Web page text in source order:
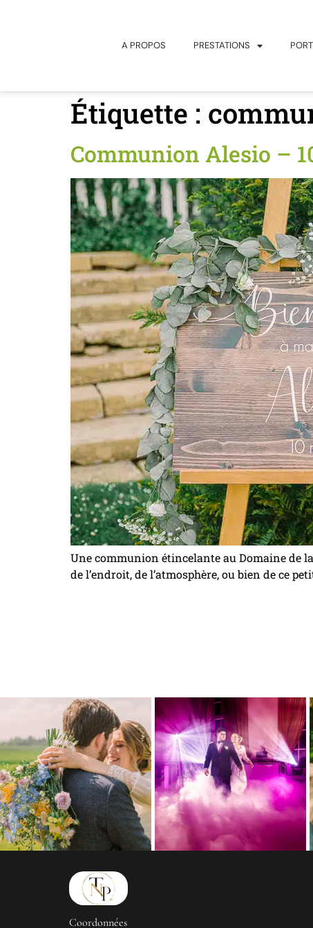
A PROPOS PRESTATIONS
Étiquette :
Communion Alesio –
Une communion étincelante au Domaine de la
de l’endroit, de l’atmosphère, ou bien de ce
Coordonnées